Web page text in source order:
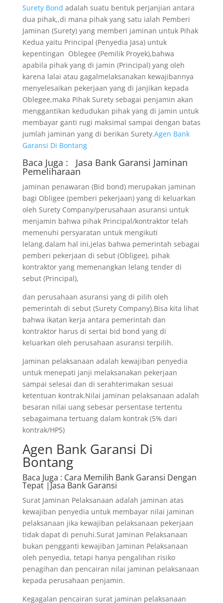
Surety Bond adalah suatu bentuk perjanjian antara
dua pihak,,di mana pihak yang satu ialah Pemberi
Jaminan (Surety) yang memberi jaminan untuk Pihak
Kedua yaitu Principal (Penyedia Jasa) untuk
kepentingan Oblegee (Pemilik Proyek),bahwa
apabila pihak yang di jamin (Principal) yang oleh
karena lalai atau gagalmelaksanakan kewajibannya
menyelesaikan pekerjaan yang di janjikan kepada
Oblegee,maka Pihak Surety sebagai penjamin akan
menggantikan kedudukan pihak yang di jamin untuk
membayar ganti rugi maksimal sampai dengan batas
jumlah jaminan yang di berikan Surety.Agen Bank
Garansi Di Bontang
Baca Juga : Jasa Bank Garansi Jaminan
Pemeliharaan
jaminan penawaran (Bid bond) merupakan jaminan
bagi Obligee (pemberi pekerjaan) yang di keluarkan
oleh Surety Company/perusahaan asuransi untuk
menjamin bahwa pihak Principal/kontraktor telah
memenuhi persyaratan untuk mengikuti
lelang.dalam hal ini,jelas bahwa pemerintah sebagai
pemberi pekerjaan di sebut (Obligee), pihak
kontraktor yang memenangkan lelang tender di
sebut (Principal),
dan perusahaan asuransi yang di pilih oleh
pemerintah di sebut (Surety Company).Bisa kita lihat
bahwa ikatan kerja antara pemerintah dan
kontraktor harus di sertai bid bond yang di
keluarkan oleh perusahaan asuransi terpilih.
Jaminan pelaksanaan adalah kewajiban penyedia
untuk menepati janji melaksanakan pekerjaan
sampai selesai dan di serahterimakan sesuai
ketentuan kontrak.Nilai jaminan pelaksanaan adalah
besaran nilai uang sebesar persentase tertentu
sebagaimana tertuang dalam kontrak (5% dari
kontrak/HPS)
Agen Bank Garansi Di
Bontang
Baca Juga : Cara Memilih Bank Garansi Dengan
Tepat |Jasa Bank Garansi
Surat Jaminan Pelaksanaan adalah jaminan atas
kewajiban penyedia untuk membayar nilai jaminan
pelaksanaan jika kewajiban pelaksanaan pekerjaan
tidak dapat di penuhi.Surat Jaminan Pelaksanaan
bukan pengganti kewajiban Jaminan Pelaksanaan
oleh penyedia, tetapi hanya pengalihan risiko
penagihan dan pencairan nilai jaminan pelaksanaan
kepada perusahaan penjamin.
Kegagalan pencairan surat jaminan pelaksanaan